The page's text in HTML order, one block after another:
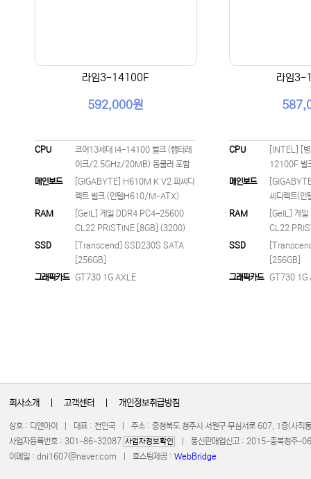
라임3-14100F
592,000원
CPU
코어13세대 I4-14100 벌크 (랩터레
이크/2.5GHz/20MB) 동쿨러 포함
메인보드
[GIGABYTE] H610M K V2 피씨디
렉트 벌크 (인텔H610/M-ATX)
RAM
[GeIL] 게일 DDR4 PC4-25600
CL22 PRISTINE [8GB] (3200)
SSD
[Transcend] SSD230S SATA
[256GB]
그래픽카드
GT730 1G AXLE
라임3-
CPU
[INTEL] [
12100F 벌
메인보드
씨디렉트(
RAM
[GeIL] 게
CL22
SSD
[256GB]
그래픽카드
GT730 1G
회사소개 고객센터 개인정보취급방침
상호 : 디앤아이 | 대표 : 천인국 | 주소 : 충청북도 청주시 서원구 무심서로 607, 1층(사직
사업자등록번호 : 301-86-32087 사업자정보확인
| 통신판매업신고 : 2015-충북청
이메일 : dni1607@naver.com | 호스팅제공 : WebBridge